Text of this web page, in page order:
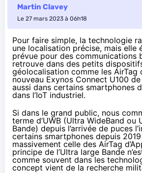
Martin Clavey
Le 27 mars 2023 à 06h18
Pour faire simple, la technologie
une localisation précise, mais elle
prévue pour des communications
retrouve dans des petits
géolocalisation comme les AirTag
nouveau Exynos Connect U100
aussi dans certains smartphones
dans l’IoT industriel.
Si dans le grand public, nous
terme d’UWB (Ultra WideBand ou
Bande) depuis l’arrivée de puces
certains smartphones depuis
massivement celle des AirTag
principe de l’Ultra large Bande
comme souvent dans les
concept vient de la recherche